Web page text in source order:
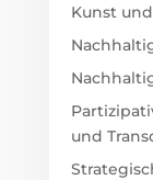
Kunst
und